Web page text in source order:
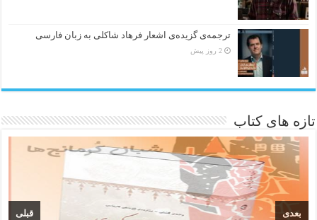
ترجمه‌ی گزیده‌‌ی اشعار فرهاد شاکلی به زبان فارسی
2 روز پیش
تازه های کتاب
قبلی بعدی